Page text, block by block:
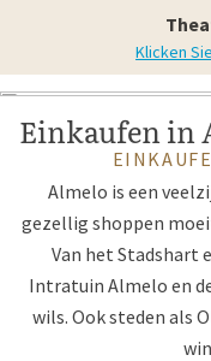
Klicken
in Almelo
Einkaufen in
Almelo is een
gezellig shoppen
Van het Stadshart
Intratuin Almelo en
wils. Ook steden als